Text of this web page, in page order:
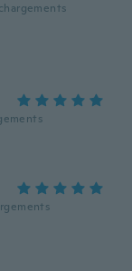
chargements